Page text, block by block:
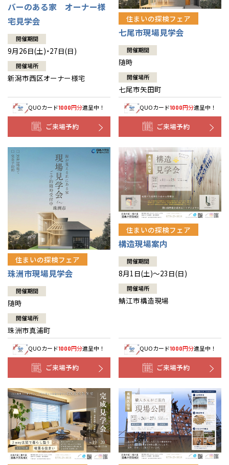
バーのある家 オーナー様
宅見学会
開催期間
9月26日(土)・27日(日)
開催場所
新潟市西区オーナー様宅
QUOカード1000円分進呈中！
ご来場予約
住まいの探検フェア
七尾市現場見学会
開催期間
随時
開催場所
七尾市矢田町
QUOカード1000円分進呈中！
ご来場予約
住まいの探検フェア
珠洲市現場見学会
開催期間
随時
開催場所
珠洲市真浦町
QUOカード1000円分進呈中！
ご来場予約
住まいの探検フェア
構造現場案内
開催期間
8月1日(土)～23日(日)
開催場所
鯖江市構造現場
QUOカード1000円分進呈中！
ご来場予約